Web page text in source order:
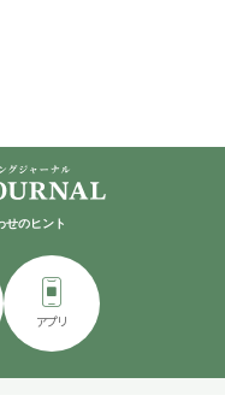
せのヒント
アプリ